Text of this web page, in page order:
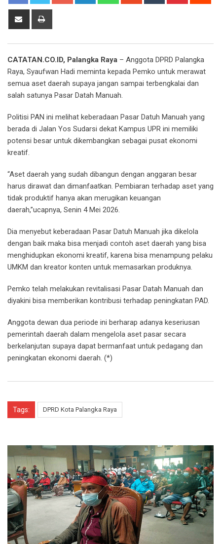
Share
CATATAN.CO.ID, Palangka Raya – Anggota DPRD Palangka
Raya, Syaufwan Hadi meminta kepada Pemko untuk merawat
semua aset daerah supaya jangan sampai terbengkalai dan
salah satunya Pasar Datah Manuah.
Politisi PAN ini melihat keberadaan Pasar Datuh Manuah yang
berada di Jalan Yos Sudarsi dekat Kampus UPR ini memiliki
potensi besar untuk dikembangkan sebagai pusat ekonomi
kreatif.
“Aset daerah yang sudah dibangun dengan anggaran besar
harus dirawat dan dimanfaatkan. Pembiaran terhadap aset yang
tidak produktif hanya akan merugikan keuangan
daerah,”ucapnya, Senin 4 Mei 2026.
Dia menyebut keberadaan Pasar Datuh Manuah jika dikelola
dengan baik maka bisa menjadi contoh aset daerah yang bisa
menghidupkan ekonomi kreatif, karena bisa menampung pelaku
UMKM dan kreator konten untuk memasarkan produknya.
Pemko telah melakukan revitalisasi Pasar Datah Manuah dan
diyakini bisa memberikan kontribusi terhadap peningkatan PAD.
Anggota dewan dua periode ini berharap adanya keseriusan
pemerintah daerah dalam mengelola aset pasar secara
berkelanjutan supaya dapat bermanfaat untuk pedagang dan
peningkatan ekonomi daerah. (*)
Tags: DPRD Kota Palangka Raya